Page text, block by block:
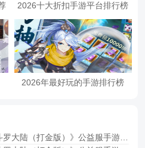
2026十大折扣手游平台排行榜
2026年最好玩的手游排行榜
大陆（打金版）》公益服手游升级